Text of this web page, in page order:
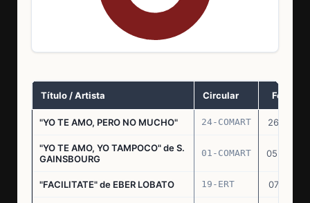
Título / Artista Circular Fecha
"YO TE AMO, PERO NO MUCHO" 24-COMART 26.11.69
"YO TE AMO, YO TAMPOCO" de S.
GAINSBOURG
01-COMART 05.02.70
"FACILITATE" de EBER LOBATO 19-ERT 07.10.70